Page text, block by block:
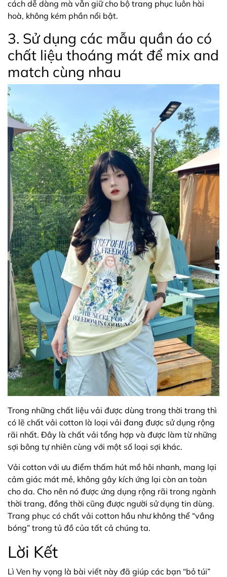
cách dễ dàng mà vẫn giữ cho bộ trang phục luôn hài
hoà, không kém phần nổi bật.
3. Sử dụng các mẫu quần áo có
chất liệu thoáng mát để mix and
match cùng nhau
Trong những chất liệu vải được dùng trong thời trang thì
có lẽ chất vải cotton là loại vải đang được sử dụng rộng
rãi nhất. Đây là chất vải tổng hợp và được làm từ những
sợi bông tự nhiên cùng với một số loại sợi khác.
Vải cotton với ưu điểm thấm hút mồ hôi nhanh, mang lại
cảm giác mát mẻ, không gây kích ứng lại còn an toàn
cho da. Cho nên nó được ứng dụng rộng rãi trong ngành
thời trang, đồng thời cũng được người sử dụng tin dùng.
Trang phục có chất vải cotton hầu như không thể “vắng
bóng” trong tủ đồ của tất cả chúng ta.
Lời Kết
Lì Ven hy vọng là bài viết này đã giúp các bạn “bỏ túi”